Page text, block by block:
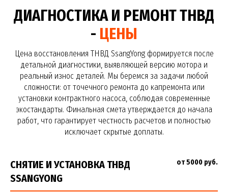
ДИАГНОСТИКА И РЕМОНТ ТНВД
- ЦЕНЫ
Цена восстановления ТНВД SsangYong формируется после
детальной диагностики, выявляющей версию мотора и
реальный износ деталей. Мы беремся за задачи любой
сложности: от точечного ремонта до капремонта или
установки контрактного насоса, соблюдая современные
экостандарты. Финальная смета утверждается до начала
работ, что гарантирует честность расчетов и полностью
исключает скрытые доплаты.
СНЯТИЕ И УСТАНОВКА ТНВД
SSANGYONG
от 5000 руб.